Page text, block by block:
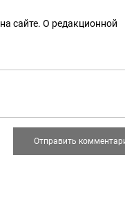
на сайте. О редакционной